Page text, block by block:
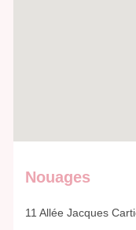
Nouages
11 Allée Jacques